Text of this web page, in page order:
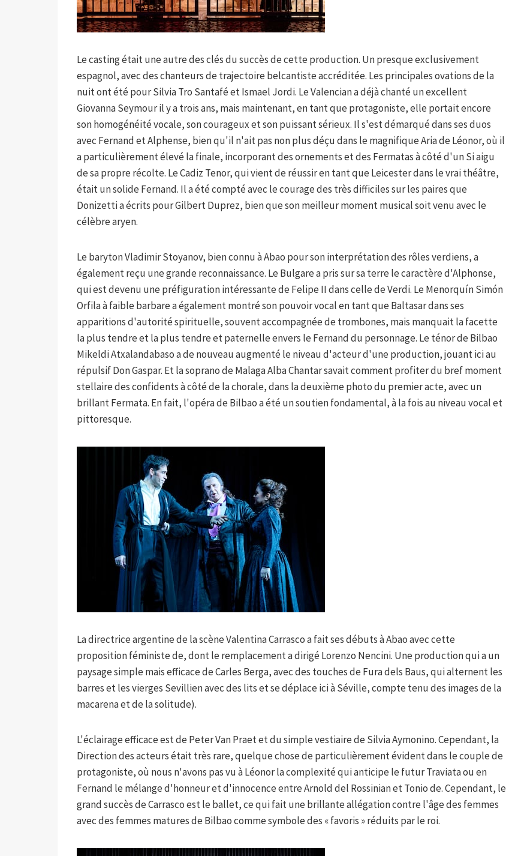
Le casting était une autre des clés du succès de cette production. Un presque exclusivement
espagnol, avec des chanteurs de trajectoire belcantiste accréditée. Les principales ovations de la
nuit ont été pour Silvia Tro Santafé et Ismael Jordi. Le Valencian a déjà chanté un excellent
Giovanna Seymour il y a trois ans, mais maintenant, en tant que protagoniste, elle portait encore
son homogénéité vocale, son courageux et son puissant sérieux. Il s'est démarqué dans ses duos
avec Fernand et Alphense, bien qu'il n'ait pas non plus déçu dans le magnifique Aria de Léonor, où il
a particulièrement élevé la finale, incorporant des ornements et des Fermatas à côté d'un Si aigu
de sa propre récolte. Le Cadiz Tenor, qui vient de réussir en tant que Leicester dans le vrai théâtre,
était un solide Fernand. Il a été compté avec le courage des très difficiles sur les paires que
Donizetti a écrits pour Gilbert Duprez, bien que son meilleur moment musical soit venu avec le
célèbre aryen.
Le baryton Vladimir Stoyanov, bien connu à Abao pour son interprétation des rôles verdiens, a
également reçu une grande reconnaissance. Le Bulgare a pris sur sa terre le caractère d'Alphonse,
qui est devenu une préfiguration intéressante de Felipe II dans celle de Verdi. Le Menorquín Simón
Orfila à faible barbare a également montré son pouvoir vocal en tant que Baltasar dans ses
apparitions d'autorité spirituelle, souvent accompagnée de trombones, mais manquait la facette
la plus tendre et la plus tendre et paternelle envers le Fernand du personnage. Le ténor de Bilbao
Mikeldi Atxalandabaso a de nouveau augmenté le niveau d'acteur d'une production, jouant ici au
répulsif Don Gaspar. Et la soprano de Malaga Alba Chantar savait comment profiter du bref moment
stellaire des confidents à côté de la chorale, dans la deuxième photo du premier acte, avec un
brillant Fermata. En fait, l'opéra de Bilbao a été un soutien fondamental, à la fois au niveau vocal et
pittoresque.
La directrice argentine de la scène Valentina Carrasco a fait ses débuts à Abao avec cette
proposition féministe de, dont le remplacement a dirigé Lorenzo Nencini. Une production qui a un
paysage simple mais efficace de Carles Berga, avec des touches de Fura dels Baus, qui alternent les
barres et les vierges Sevillien avec des lits et se déplace ici à Séville, compte tenu des images de la
macarena et de la solitude).
L'éclairage efficace est de Peter Van Praet et du simple vestiaire de Silvia Aymonino. Cependant, la
Direction des acteurs était très rare, quelque chose de particulièrement évident dans le couple de
protagoniste, où nous n'avons pas vu à Léonor la complexité qui anticipe le futur Traviata ou en
Fernand le mélange d'honneur et d'innocence entre Arnold del Rossinian et Tonio de. Cependant, le
grand succès de Carrasco est le ballet, ce qui fait une brillante allégation contre l'âge des femmes
avec des femmes matures de Bilbao comme symbole des « favoris » réduits par le roi.